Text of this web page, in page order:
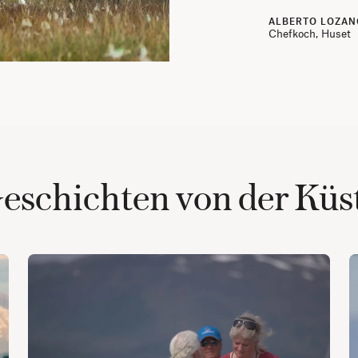
ALBERTO
Chefkoch, Huset
von der